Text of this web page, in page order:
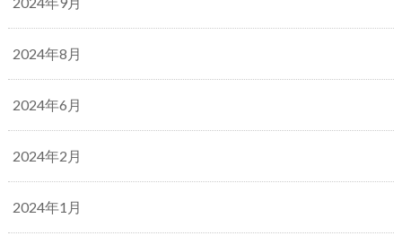
2024年8月
2024年6月
2024年2月
2024年1月